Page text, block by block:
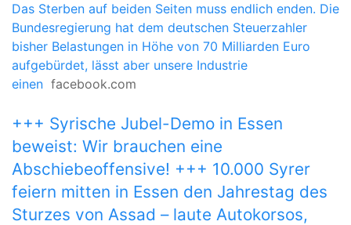
Das Sterben auf beiden Seiten muss endlich enden. Die
Bundesregierung hat dem deutschen Steuerzahler
bisher Belastungen in Höhe von 70 Milliarden Euro
aufgebürdet, lässt aber unsere Industrie
einen facebook.com
+++ Syrische Jubel-Demo in Essen
beweist: Wir brauchen eine
Abschiebeoffensive! +++ 10.000 Syrer
feiern mitten in Essen den Jahrestag des
Sturzes von Assad – laute Autokorsos,